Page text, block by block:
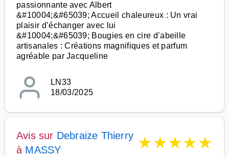
passionnante avec Albert
&#10004;&#65039; Accueil chaleureux : Un vrai
plaisir d’échanger avec lui
&#10004;&#65039; Bougies en cire d’abeille
artisanales : Créations magnifiques et parfum
agréable par Jacqueline
LN33
18/03/2025
Avis sur Debraize Thierry
à MASSY ★★★★★